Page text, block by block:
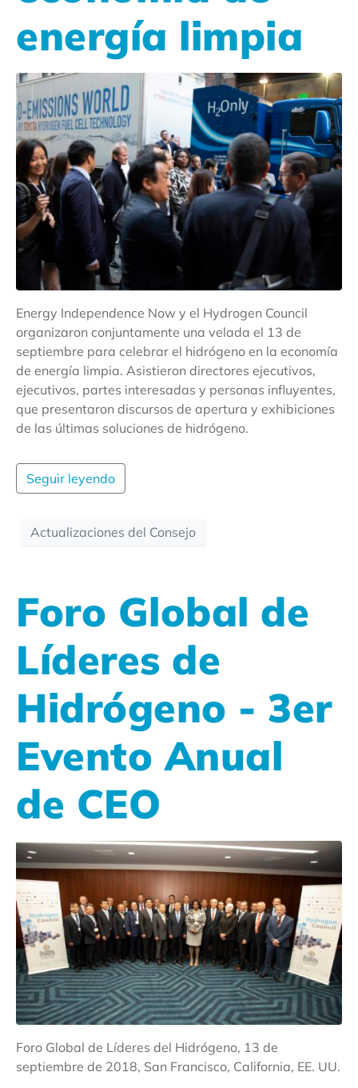
energía limpia
Energy Independence Now y el Hydrogen Council
organizaron conjuntamente una velada el 13 de
septiembre para celebrar el hidrógeno en la economía
de energía limpia. Asistieron directores ejecutivos,
ejecutivos, partes interesadas y personas influyentes,
que presentaron discursos de apertura y exhibiciones
de las últimas soluciones de hidrógeno.
Seguir leyendo
Actualizaciones del Consejo
Foro Global de
Líderes de
Hidrógeno - 3er
Evento Anual
de CEO
Foro Global de Líderes del Hidrógeno, 13 de
septiembre de 2018, San Francisco, California, EE. UU.